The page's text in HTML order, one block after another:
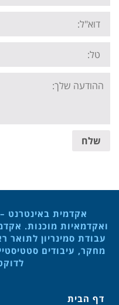
Email:
Tel:
Your
message:
שלח
אקדמית באינטרנט –
ואקדמאיות מוכנות.
עבודת סמינריון לתואר
מחקר, עיבודים
דף הבית